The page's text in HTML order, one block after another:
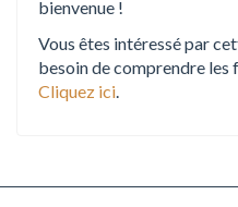
bienvenue !
Vous êtes intéressé par
besoin de comprendre les
Cliquez ici